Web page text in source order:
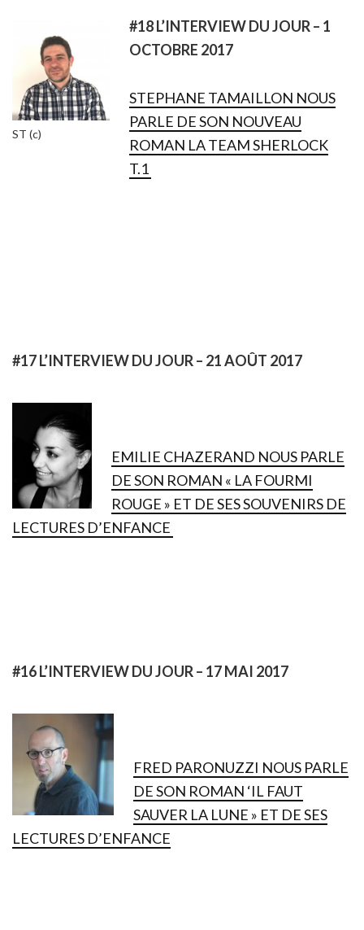
ST (c)
#18 L’INTERVIEW DU JOUR – 1
OCTOBRE 2017
STEPHANE TAMAILLON NOUS
PARLE DE SON NOUVEAU
ROMAN LA TEAM SHERLOCK
T.1
#17 L’INTERVIEW DU JOUR – 21 AOÛT 2017
EMILIE CHAZERAND NOUS PARLE
DE SON ROMAN « LA FOURMI
ROUGE » ET DE SES SOUVENIRS DE
LECTURES D’ENFANCE
#16 L’INTERVIEW DU JOUR – 17 MAI 2017
FRED PARONUZZI NOUS PARLE
DE SON ROMAN ‘IL FAUT
SAUVER LA LUNE » ET DE SES
LECTURES D’ENFANCE